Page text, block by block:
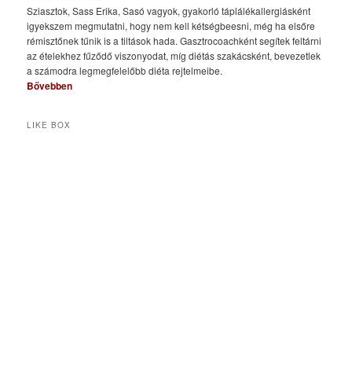
Sziasztok, Sass Erika, Sasó vagyok, gyakorló táplálékallergiásként
igyekszem megmutatni, hogy nem kell kétségbeesni, még ha elsőre
rémisztőnek tűnik is a tiltások hada. Gasztrocoachként segítek feltárni
az ételekhez fűződő viszonyodat, míg diétás szakácsként, bevezetlek
a számodra legmegfelelőbb diéta rejtelmeibe.
Bővebben
LIKE BOX